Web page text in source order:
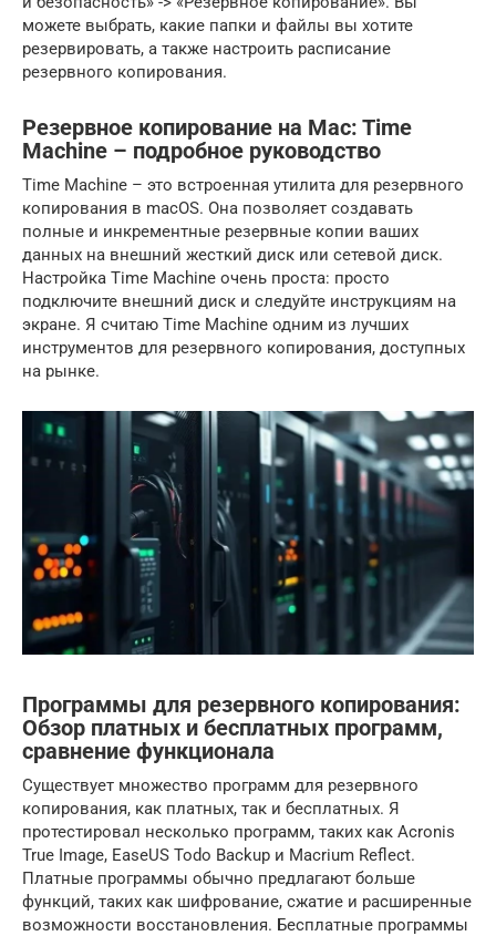
можете выбрать, какие папки и файлы вы хотите
резервировать, а также настроить расписание
резервного копирования.
Резервное копирование на Mac: Time
Machine – подробное руководство
Time Machine – это встроенная утилита для резервного
копирования в macOS. Она позволяет создавать
полные и инкрементные резервные копии ваших
данных на внешний жесткий диск или сетевой диск.
Настройка Time Machine очень проста: просто
подключите внешний диск и следуйте инструкциям на
экране. Я считаю Time Machine одним из лучших
инструментов для резервного копирования, доступных
на рынке.
Программы для резервного копирования:
Обзор платных и бесплатных программ,
сравнение функционала
Существует множество программ для резервного
копирования, как платных, так и бесплатных. Я
протестировал несколько программ, таких как Acronis
True Image, EaseUS Todo Backup и Macrium Reflect.
Платные программы обычно предлагают больше
функций, таких как шифрование, сжатие и расширенные
возможности восстановления. Бесплатные программы